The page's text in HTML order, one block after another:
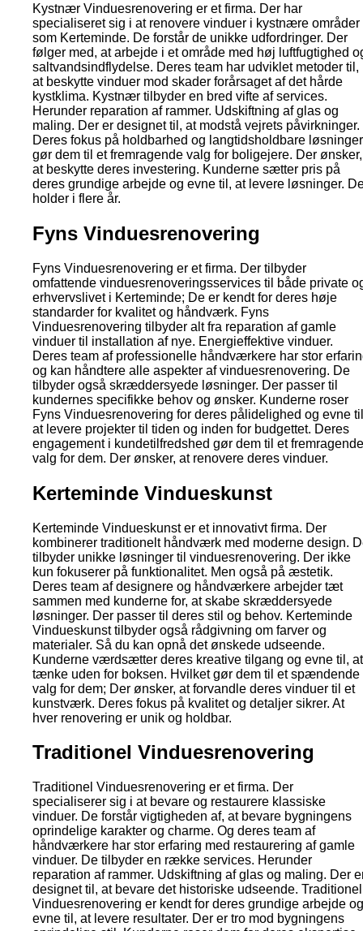
Kystnær Vinduesrenovering er et firma. Der har
specialiseret sig i at renovere vinduer i kystnære områder
som Kerteminde. De forstår de unikke udfordringer. Der
følger med, at arbejde i et område med høj luftfugtighed
saltvandsindflydelse. Deres team har udviklet metoder til,
at beskytte vinduer mod skader forårsaget af det hårde
kystklima. Kystnær tilbyder en bred vifte af services.
Herunder reparation af rammer. Udskiftning af glas og
maling. Der er designet til, at modstå vejrets påvirkninger.
Deres fokus på holdbarhed og langtidsholdbare løsninger
gør dem til et fremragende valg for boligejere. Der ønsker,
at beskytte deres investering. Kunderne sætter pris på
deres grundige arbejde og evne til, at levere løsninger.
holder i flere år.
Fyns Vinduesrenovering
Fyns Vinduesrenovering er et firma. Der tilbyder
omfattende vinduesrenoveringsservices til både private
erhvervslivet i Kerteminde; De er kendt for deres høje
standarder for kvalitet og håndværk. Fyns
Vinduesrenovering tilbyder alt fra reparation af gamle
vinduer til installation af nye. Energieffektive vinduer.
Deres team af professionelle håndværkere har stor
og kan håndtere alle aspekter af vinduesrenovering. De
tilbyder også skræddersyede løsninger. Der passer til
kundernes specifikke behov og ønsker. Kunderne roser
Fyns Vinduesrenovering for deres pålidelighed og evne
at levere projekter til tiden og inden for budgettet. Deres
engagement i kundetilfredshed gør dem til et fremragende
valg for dem. Der ønsker, at renovere deres vinduer.
Kerteminde Vindueskunst
Kerteminde Vindueskunst er et innovativt firma. Der
kombinerer traditionelt håndværk med moderne design.
tilbyder unikke løsninger til vinduesrenovering. Der ikke
kun fokuserer på funktionalitet. Men også på æstetik.
Deres team af designere og håndværkere arbejder tæt
sammen med kunderne for, at skabe skræddersyede
løsninger. Der passer til deres stil og behov. Kerteminde
Vindueskunst tilbyder også rådgivning om farver og
materialer. Så du kan opnå det ønskede udseende.
Kunderne værdsætter deres kreative tilgang og evne til, at
tænke uden for boksen. Hvilket gør dem til et spændende
valg for dem; Der ønsker, at forvandle deres vinduer til et
kunstværk. Deres fokus på kvalitet og detaljer sikrer. At
hver renovering er unik og holdbar.
Traditionel Vinduesrenovering
Traditionel Vinduesrenovering er et firma. Der
specialiserer sig i at bevare og restaurere klassiske
vinduer. De forstår vigtigheden af, at bevare bygningens
oprindelige karakter og charme. Og deres team af
håndværkere har stor erfaring med restaurering af gamle
vinduer. De tilbyder en række services. Herunder
reparation af rammer. Udskiftning af glas og maling. Der
designet til, at bevare det historiske udseende. Traditionel
Vinduesrenovering er kendt for deres grundige arbejde og
evne til, at levere resultater. Der er tro mod bygningens